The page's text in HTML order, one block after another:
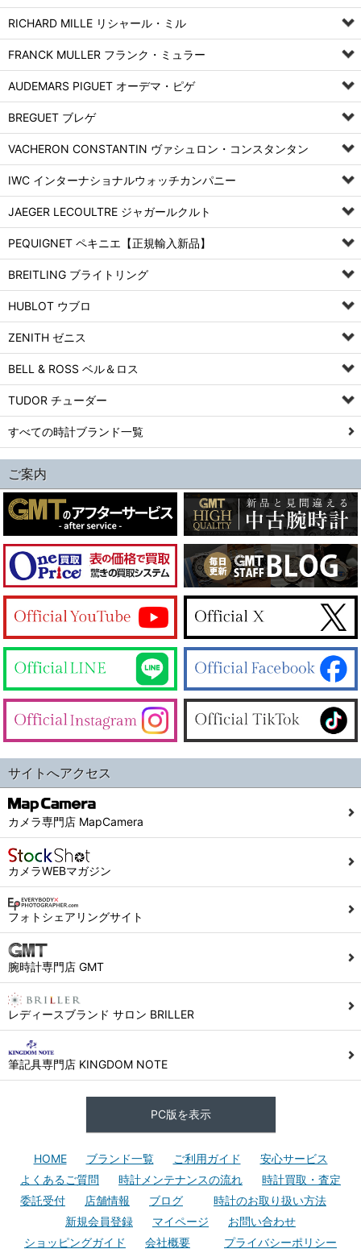
RICHARD MILLE リシャール・ミル
FRANCK MULLER フランク・ミュラー
AUDEMARS PIGUET オーデマ・ピゲ
BREGUET ブレゲ
VACHERON CONSTANTIN ヴァシュロン・コンスタンタン
IWC インターナショナルウォッチカンパニー
JAEGER LECOULTRE ジャガールクルト
PEQUIGNET ペキニエ【正規輸入新品】
BREITLING ブライトリング
HUBLOT ウブロ
ZENITH ゼニス
BELL & ROSS ベル＆ロス
TUDOR チューダー
すべての時計ブランド一覧
ご案内
サイトへアクセス
カメラ専門店 MapCamera
カメラWEBマガジン
フォトシェアリングサイト
腕時計専門店 GMT
レディースブランド サロン BRILLER
筆記具専門店 KINGDOM NOTE
PC版を表示
HOME ブランド一覧 ご利用ガイド
安心サービス
よくあるご質問
時計メンテナンスの流れ
時計買取・査定
委託受付
店舗情報 ブログ
時計のお取り扱い方法
新規会員登録
マイページ
お問い合わせ
ショッピングガイド
会社概要 プライバシーポリシー